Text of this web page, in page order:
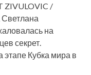
ZIVULOVIC /
Светлана
на
секрет.
Кубка мира в